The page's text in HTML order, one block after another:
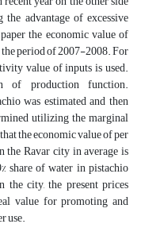
advantage of excessive
the economic value of
period of 2007-2008. For
value of inputs is used.
of production function.
was estimated and then
utilizing the marginal
the economic value of per
Ravar city in average is
share of water in pistachio
city, the present prices
value for promoting and
use.